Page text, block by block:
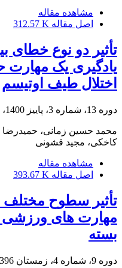
مشاهده مقاله
اصل مقاله 312.57 K
تأثیر دو نوع خطای
یادگیری یک مهارت
اختلال طیف اوتیسم
دوره 13، شماره 3، پاییز 1400، صفحه
محمد حسین زمانی، حمیدرضا
کاخکی، مجید قشونی
مشاهده مقاله
اصل مقاله 393.67 K
تأثیر سطوح مختلف
مهارت های ورزشی
بسته
دوره 9، شماره 4، زمستان 1396، صفحه